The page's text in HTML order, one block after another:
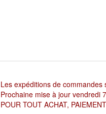
Les expéditions de
Prochaine mise à jour vendredi
POUR TOUT ACHAT,